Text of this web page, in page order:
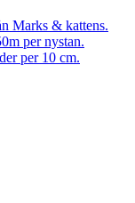
Marks & kattens.
per nystan.
per 10 cm.